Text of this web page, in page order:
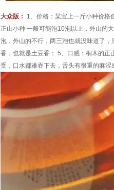
大众版： 1、价格：某宝上一斤小种价格
正山小种 一般可能泡10泡以上，外山的
泡，外山的不行，两三泡也就没味道了
香，也就是土豆香； 5、口感：桐木的
受，口水都难吞下去，舌头有很重的麻涩